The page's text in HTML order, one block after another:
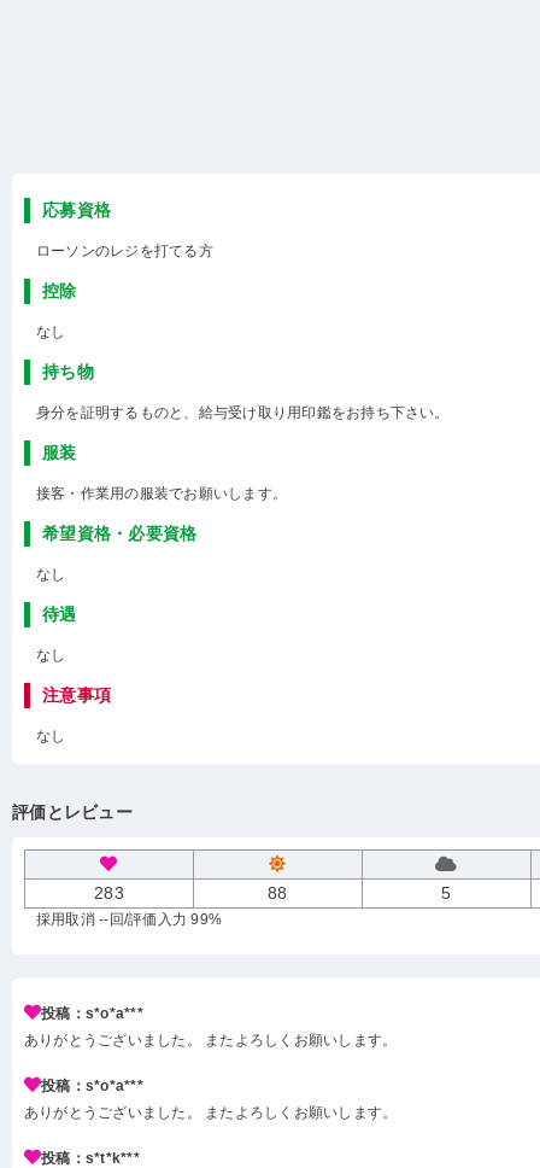
応募資格
ローソンのレジを打てる方
控除
なし
持ち物
身分を証明するものと、給与受け取り用印鑑をお持ち下さい。
服装
接客・作業用の服装でお願いします。
希望資格・必要資格
なし
待遇
なし
注意事項
なし
評価とレビュー
283 88 5
採用取消 --回/評価入力 99%
投稿：s*o*a***
ありがとうございました。 またよろしくお願いします。
投稿：s*o*a***
ありがとうございました。 またよろしくお願いします。
投稿：s*t*k***